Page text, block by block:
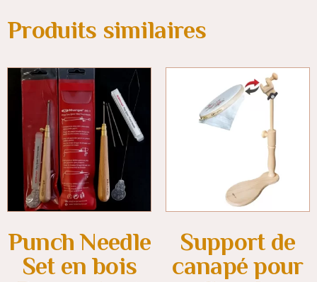
Produits similaires
Punch Needle
Set en bois
Support de
canapé pour